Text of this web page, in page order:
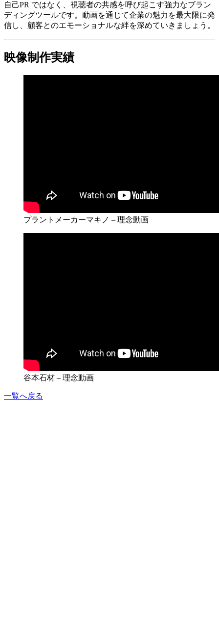
自己PR ではなく、視聴者の共感を呼び起こす強力なブラン
ディングツールです。動画を通じて企業の魅力を最大限に発
信し、顧客とのエモーショナルな絆を深めていきましょう。
映像制作実績
プラントメーカーマキノ – 理念動画
谷本石材 – 理念動画
一覧へ戻る